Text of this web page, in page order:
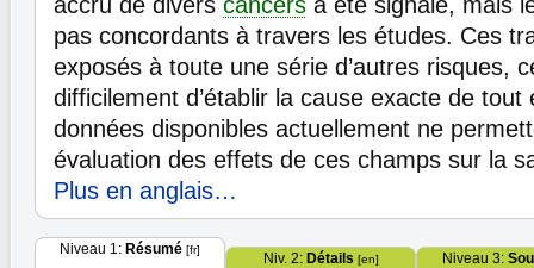
pas concordants à travers les études. Ces
exposés à toute une série d’autres risques,
difficilement d’établir la cause exacte de
données disponibles actuellement ne
évaluation des effets de ces champs sur la
Plus en anglais…
Niveau 1: Résumé [fr]
Niv. 2: Détails [en] Niveau 3: